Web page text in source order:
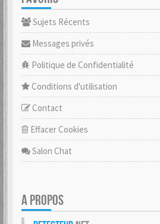
Sujets Récents
Messages privés
Politique de Confidentialité
Conditions d'utilisation
Contact
Effacer Cookies
Salon Chat
A PROPOS